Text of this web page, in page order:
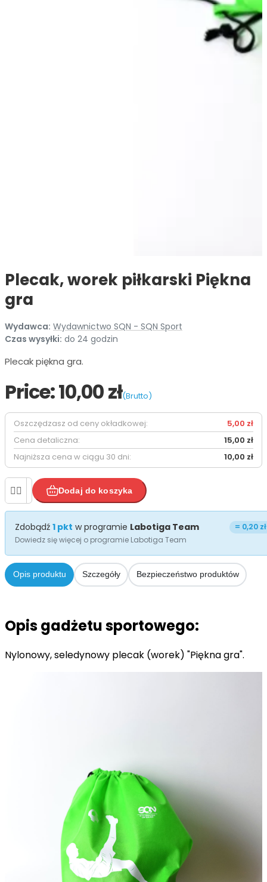
Plecak, worek piłkarski Piękna
gra
Wydawca: Wydawnictwo SQN - SQN Sport
Czas wysyłki: do 24 godzin
Plecak piękna gra.
Price:10,00 zł(Brutto)
Oszczędzasz od ceny okładkowej:
5,00 zł
Cena detaliczna:
15,00 zł
Najniższa cena w ciągu 30 dni:
10,00 zł
 

Dodaj do koszyka
Zdobądź 1 pkt w programie Labotiga Team = 0,20 zł
Dowiedz się więcej o programie Labotiga Team
Opis produktu Szczegóły Bezpieczeństwo produktów
Opis gadżetu sportowego:
Nylonowy, seledynowy plecak (worek) "Piękna gra".